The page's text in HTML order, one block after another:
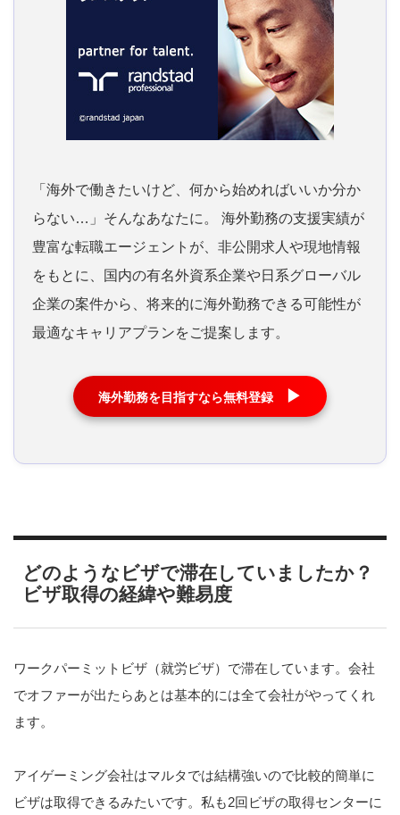
「海外で働きたいけど、何から始めればいいか分か
らない…」そんなあなたに。 海外勤務の支援実績が
豊富な転職エージェントが、非公開求人や現地情報
をもとに、国内の有名外資系企業や日系グローバル
企業の案件から、将来的に海外勤務できる可能性が
最適なキャリアプランをご提案します。
海外勤務を目指すなら無料登録 ▶
どのようなビザで滞在していましたか？
ビザ取得の経緯や難易度
ワークパーミットビザ（就労ビザ）で滞在しています。会社
でオファーが出たらあとは基本的には全て会社がやってくれ
ます。
アイゲーミング会社はマルタでは結構強いので比較的簡単に
ビザは取得できるみたいです。私も2回ビザの取得センターに